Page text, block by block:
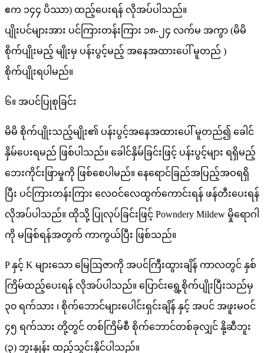
ဧက ၁၄၄ ပိဿာ) ထည့်ပေးရန် လိုအပ်ပါသည်။
ပျိုးပင်များအား ပင်ကြားတန်းကြား ၁၈-၂၄ လက်မ အကွာ (မိမိ
စိုက်ပျိုးမည့် မျိုးမှ ပန်းပွင့်မည့် အနေအထားပေါ် မူတည် )
စိုက်ပျိုးရပါမည်။
၆။ အပင်ပြုစုခြင်း
မိမိ စိုက်ပျိုးသည့်မျိုး၏ ပန်းပွင့်အနေအထားပေါ် မူတည်၍ ခေါင်
နှိမ်ပေးရမည် ဖြစ်ပါသည်။ ခေါင်နှိမ်ခြင်းဖြင့် ပန်းပွင့်များ ရရှိမည့်
ဘေးကိုင်းဖြာမှုကို ဖြစ်စေပါမည်။ နေရောင်ခြည်အပြည့်အဝရရှိ
ပြီး ပင်ကြားတန်းကြား လေဝင်လေထွက်ကောင်းရန် ဖန်တီးပေးရန်
လိုအပ်ပါသည်။ ထိုသို့ ပြုလုပ်ခြင်းဖြင့် Powndery Mildew မှိုရောဂါ
ကို မဖြစ်ရန်အတွက် ကာကွယ်ပြီး ဖြစ်သည်။
P နှင့် K များသော မြေဩဇာကို အပင်ကြီးထွားချိန် ကာလတွင် နှစ်
ကြိမ်ထည့်ပေးရန် လိုအပ်ပါသည်။ ပြောင်းရွေ့စိုက်ပျိုးပြီးသည်မှ
၃၀ ရက်သား ၊ စိုက်ဘောင်များပေါင်းရှင်းချိန် နှင့် အပင် အဖူးမဝင်
၄၅ ရက်သား တို့တွင် တစ်ကြိမ်စီ စိုက်ဘောင်တစ်ခုလျှင် နို့ဆီဘူး
(၃) ဘူးနှုန်း ထည့်သွင်းနိုင်ပါသည်။